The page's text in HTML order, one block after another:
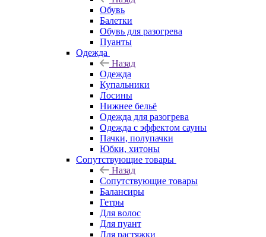
Обувь
Балетки
Обувь для разогрева
Пуанты
Одежда
Назад
Одежда
Купальники
Лосины
Нижнее бельё
Одежда для разогрева
Одежда с эффектом сауны
Пачки, полупачки
Юбки, хитоны
Сопутствующие товары
Назад
Сопутствующие товары
Балансиры
Гетры
Для волос
Для пуант
Для растяжки